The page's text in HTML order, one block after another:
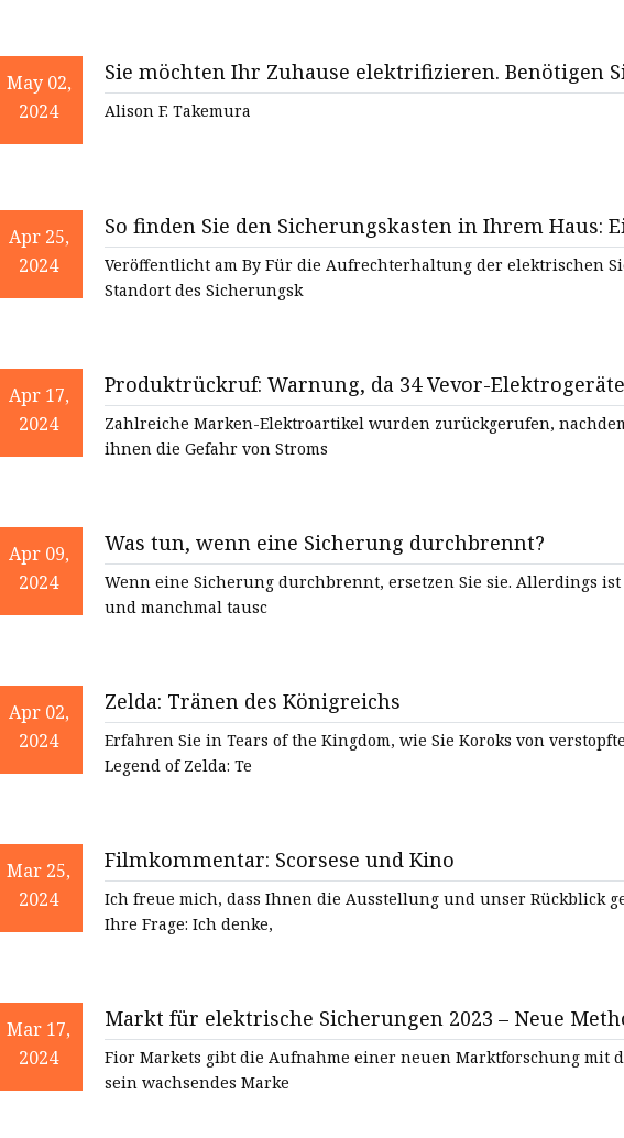
May 02,
2024
Sie möchten Ihr Zuhause
Alison F. Takemura
Apr 25,
2024
So finden Sie den Sicherungskasten in Ihrem Haus:
Veröffentlicht am By Für die Aufrechterhaltung der elektrischen
Standort des Sicherungsk
Apr 17,
2024
Produktrückruf: Warnung, da 34 Vevor-
Brandgefahr zurückgerufen wurden
Zahlreiche Marken-Elektroartikel wurden zurückgerufen,
ihnen die Gefahr von Stroms
Apr 09,
2024
Was tun, wenn eine Sicherung durchbrennt?
Wenn eine Sicherung durchbrennt, ersetzen Sie sie. Allerdings ist dies oft nicht Ihr erster Schritt
und manchmal tausc
Apr 02,
2024
Zelda: Tränen des Königreichs
Erfahren Sie in Tears of the Kingdom, wie Sie Koroks von verstopften
Legend of Zelda: Te
Mar 25,
2024
Filmkommentar: Scorsese und Kino
Ich freue mich, dass Ihnen die Ausstellung und unser Rückblick gefallen
Ihre Frage: Ich denke,
Mar 17,
2024
Markt für elektrische Sicherungen 2023 – Neue
und zukünftige Anforderungen bis 2032
Fior Markets gibt die Aufnahme einer neuen Marktforschung mit
sein wachsendes Marke